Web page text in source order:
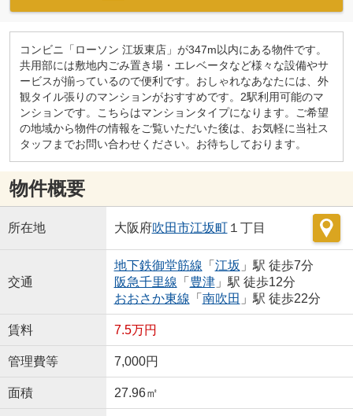
コンビニ「ローソン 江坂東店」が347m以内にある物件です。
共用部には敷地内ごみ置き場・エレベータなど様々な設備やサ
ービスが揃っているので便利です。おしゃれなあなたには、外
観タイル張りのマンションがおすすめです。2駅利用可能のマ
ンションです。こちらはマンションタイプになります。ご希望
の地域から物件の情報をご覧いただいた後は、お気軽に当社ス
タッフまでお問い合わせください。お待ちしております。
物件概要
所在地 大阪府吹田市江坂町１丁目
交通
地下鉄御堂筋線 「 江坂 」駅 徒歩7分
阪急千里線 「 豊津」駅 徒歩12分
おおさか東線 「 南吹田 」駅 徒歩22分
賃料 7.5万円
管理費等 7,000円
面積 27.96㎡